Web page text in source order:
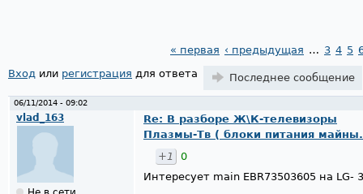
Страницы
« первая ‹ предыдущая … 3 4 5
Вход или регистрация для ответа Последнее сообщение
06/11/2014 - 09:02
vlad_163
Re: В разборе Ж\К-телевизоры
Плазмы-Тв ( блоки питания
+1
0
Интересует main EBR73503605 на LG-